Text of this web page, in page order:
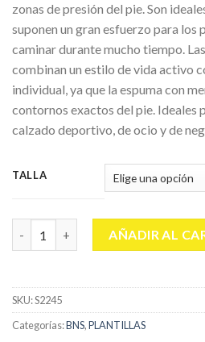
zonas de presión del pie. Son
suponen un gran esfuerzo para los
caminar durante mucho tiempo.
combinan un estilo de vida activo
individual, ya que la espuma con
contornos exactos del pie. Ideales
calzado deportivo, de ocio y de
TALLA
SHOEBOYS SENSATION AZUL
AÑADIR AL
SKU:S2245
Categorías:BNS,PLANTILLAS